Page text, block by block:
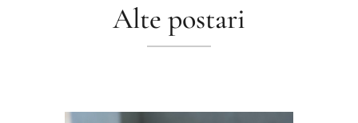
Alte postari